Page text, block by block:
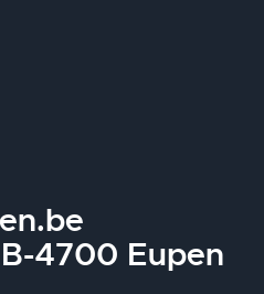
4700 Eupen